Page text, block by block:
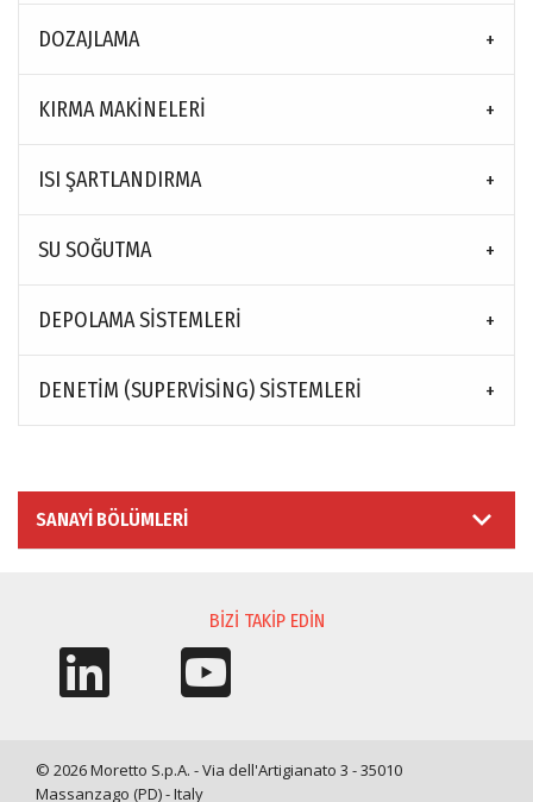
DOZAJLAMA
KIRMA MAKINELERI
ISI ŞARTLANDIRMA
SU SOĞUTMA
DEPOLAMA SISTEMLERI
DENETIM (SUPERVISING) SISTEMLERI
SANAYI BÖLÜMLERI
BIZI TAKIP EDIN
© 2026 Moretto S.p.A. - Via dell'Artigianato 3 - 35010
Massanzago (PD) - Italy